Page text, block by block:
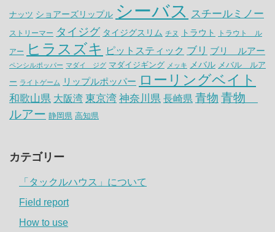
ナッツ ショアーズリップル シーバス スチールミノー
ストリーマー タイジグ タイジグスリム チヌ トラウト トラウト ル
アー ヒラスズキ ピットスティック ブリ ブリ ルアー
ペンシルポッパー マダイ ジグ マダイジギング メッキ メバル メバル ルア
ー ライトゲーム リップルポッパー ローリングベイト
和歌山県 大阪湾 東京湾 神奈川県 長崎県 青物 青物
ルアー 静岡県 高知県
カテゴリー
「タックルハウス」について
Field report
How to use